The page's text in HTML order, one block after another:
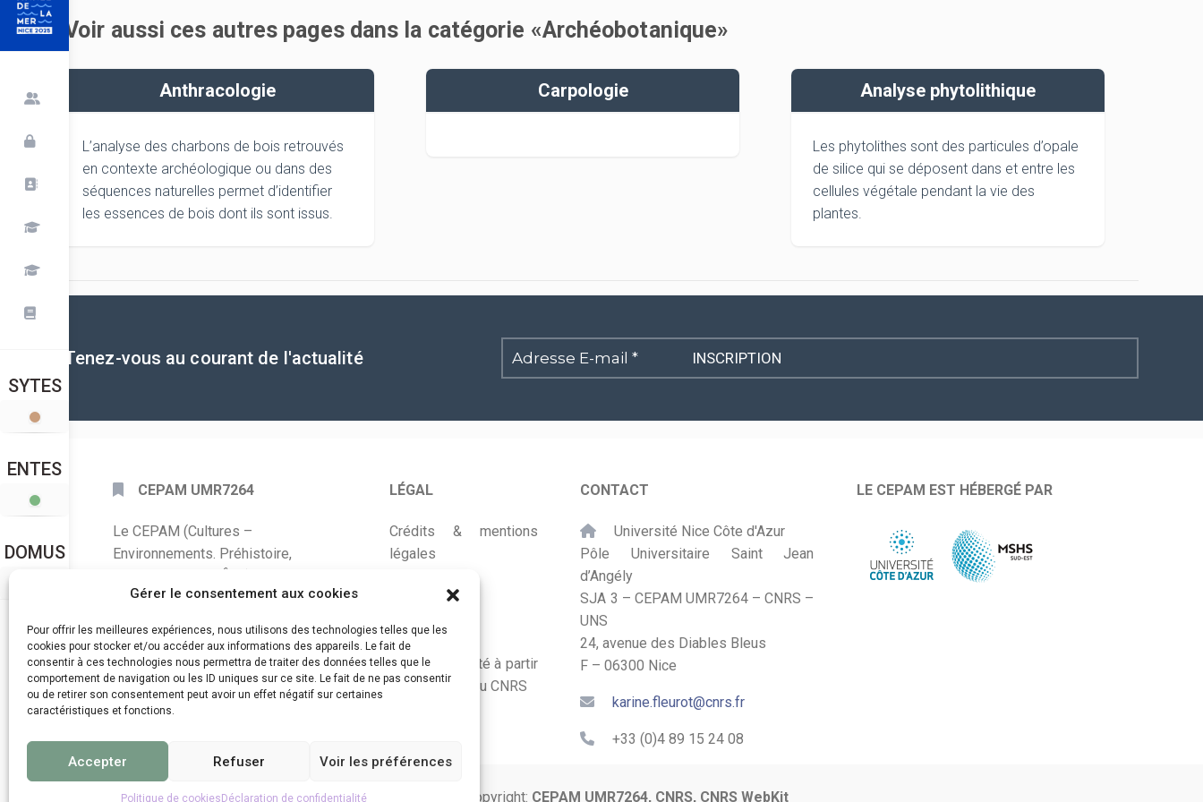
Gérer le consentement aux cookies
Pour offrir les meilleures expériences, nous utilisons des technologies telles que les
cookies pour stocker et/ou accéder aux informations des appareils. Le fait de
consentir à ces technologies nous permettra de traiter des données telles que le
comportement de navigation ou les ID uniques sur ce site. Le fait de ne pas consentir
ou de retirer son consentement peut avoir un effet négatif sur certaines
caractéristiques et fonctions.
Accepter Refuser Voir les préférences
Politique de cookies Déclaration de confidentialité
SYTES
ENTES
DOMUS
Voir aussi ces autres pages dans la catégorie «Archéobotanique»
Anthracologie
L’analyse des charbons de bois retrouvés
en contexte archéologique ou dans des
séquences naturelles permet d’identifier
les essences de bois dont ils sont issus.
Carpologie Analyse phytolithique
Les phytolithes sont des particules d’opale
de silice qui se déposent dans et entre les
cellules végétale pendant la vie des
plantes.
Tenez-vous au courant de l'actualité
Adresse
E-
CEPAM UMR7264
Le CEPAM (Cultures –
Environnements. Préhistoire,
mixte de recherche CNRS – UNS qui
développe des recherches autour de
la connaissance des sociétés du
passé, de leurs modes de
fonctionnement, de leur évolution et
de leur relation à l’environnement.
LÉGAL
Crédits & mentions
légales
Plan du site
Accessibilité
Conçu et adapté à partir
du Kit Labos du CNRS
CONTACT
Université Nice Côte d'Azur
Pôle Universitaire Saint Jean
d’Angély
SJA 3 – CEPAM UMR7264 – CNRS –
UNS
24, avenue des Diables Bleus
F – 06300 Nice
karine.fleurot@cnrs.fr
+33 (0)4 89 15 24 08
LE CEPAM EST HÉBERGÉ PAR
© 2024 Copyright: CEPAM UMR7264, CNRS, CNRS WebKit